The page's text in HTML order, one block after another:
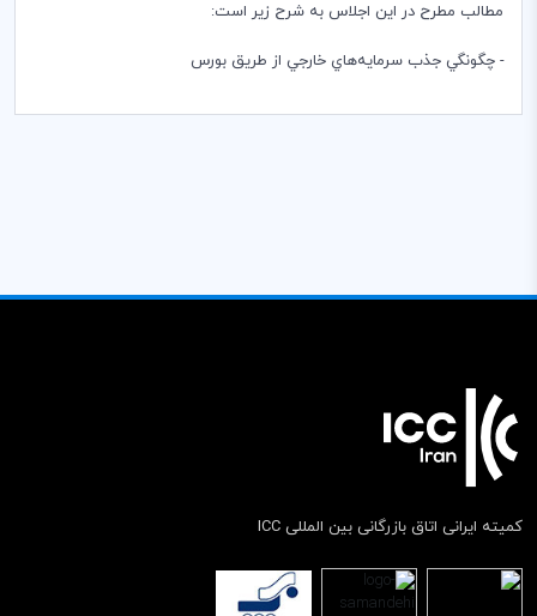
مطالب مطرح در این اجلاس به شرح زیر است:
- چگونگي جذب سرمايه‌هاي خارجي از طريق بورس
کمیته ایرانی اتاق بازرگانی بین المللی ICC